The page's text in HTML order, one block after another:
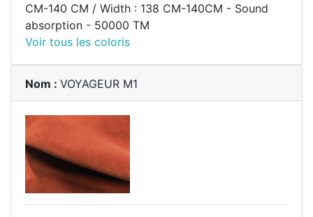
CM-140 CM / Width : 138 CM-140CM - Sound
absorption - 50000 TM
Voir tous les coloris
Nom : VOYAGEUR M1